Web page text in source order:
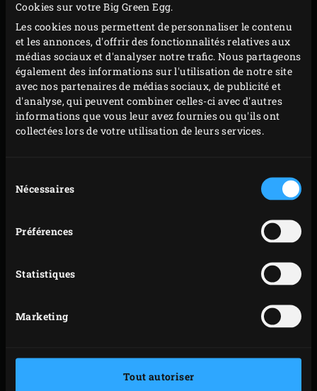
Cookies sur votre Big Green Egg.
Les cookies nous permettent de personnaliser le contenu
et les annonces, d'offrir des fonctionnalités relatives aux
médias sociaux et d'analyser notre trafic. Nous partageons
également des informations sur l'utilisation de notre site
avec nos partenaires de médias sociaux, de publicité et
d'analyse, qui peuvent combiner celles-ci avec d'autres
informations que vous leur avez fournies ou qu'ils ont
collectées lors de votre utilisation de leurs services.
duNécessaires
Préférences
Statistiques
Marketing
Tout autoriser
Placez les steaks d’échine sur la grille et faites-les
griller pendant environ 2 minutes. Faites pivoter les
steaks d’un quart de tour et faites-les griller
pendant encore 2 minutes. Retournez les steaks et
faites-les griller à nouveau pendant 2 x 2 minutes.
Refermez le couvercle du kamado après chaque
Retirez la grille et placez la grille en inox dans l’EGG.
couvercle de l’EGG et faites chauffer la cocotte
coupez les steaks en dés.
Faites fondre le beurre dans le faitout. Ajoutez la
viande et saupoudrez de 2 cuillères à soupe du
mélange d’épices (gardez le reste pour la prochaine